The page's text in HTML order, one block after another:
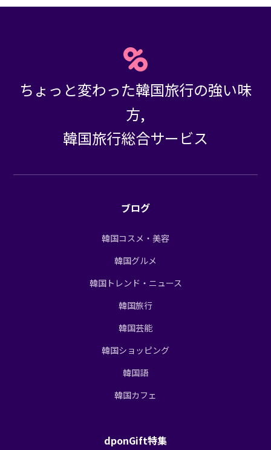
ちょっと変わった韓国旅行の強い味
方,
韓国旅行総合サービス
ブログ
韓国コスメ・美容
韓国グルメ
韓国トレンド・ニュース
韓国旅行
韓国芸能
韓国ショッピング
韓国語
韓国カフェ
dponGift特集